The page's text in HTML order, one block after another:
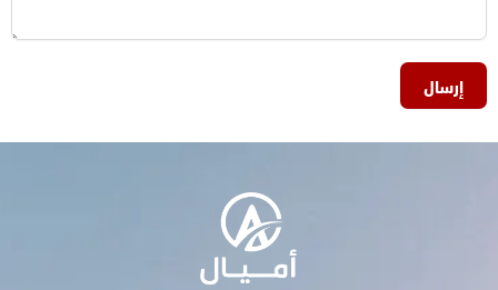
إرسال